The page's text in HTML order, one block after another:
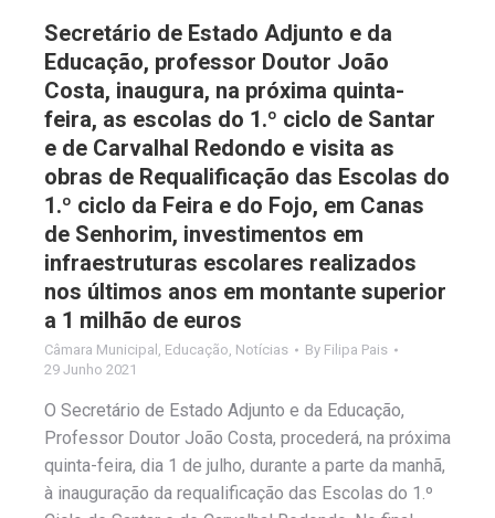
Secretário de Estado Adjunto e da
Educação, professor Doutor João
Costa, inaugura, na próxima quinta-
feira, as escolas do 1.º ciclo de Santar
e de Carvalhal Redondo e visita as
obras de Requalificação das Escolas do
1.º ciclo da Feira e do Fojo, em Canas
de Senhorim, investimentos em
infraestruturas escolares realizados
nos últimos anos em montante superior
a 1 milhão de euros
Câmara Municipal , Educação, Notícias By Filipa Pais
29 Junho 2021
O Secretário de Estado Adjunto e da Educação,
Professor Doutor João Costa, procederá, na próxima
quinta-feira, dia 1 de julho, durante a parte da manhã,
à inauguração da requalificação das Escolas do 1.º